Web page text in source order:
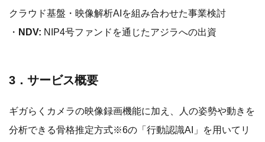
クラウド基盤・映像解析AIを組み合わせた事業検討
・ NDV: NIP4号ファンドを通じたアジラへの出資
3．サービス概要
ギガらくカメラの映像録画機能に加え、人の姿勢や動きを
分析できる骨格推定方式※6の「行動認識AI」を用いてリ